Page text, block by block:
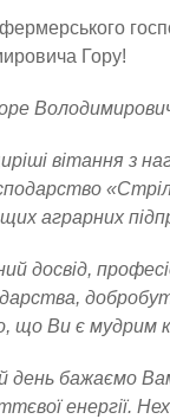
Гору!
вітання з
аграрних
досвід,
що Ви є мудрим
день бажаємо
енергії.